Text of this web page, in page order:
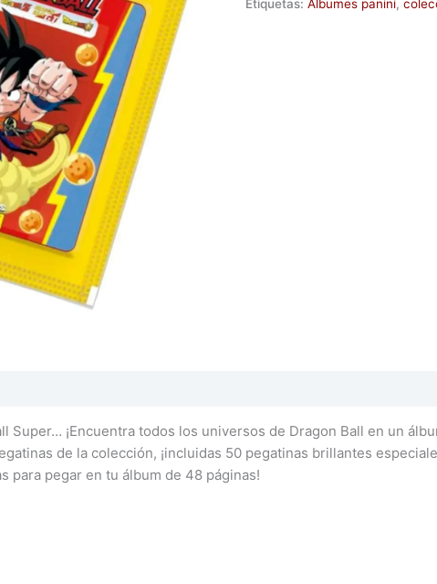
Etiquetas: Álbumes panini,
Super… ¡Encuentra todos los universos de Dragon Ball en un
de la colección, ¡incluidas 50 pegatinas brillantes
para pegar en tu álbum de 48 páginas!